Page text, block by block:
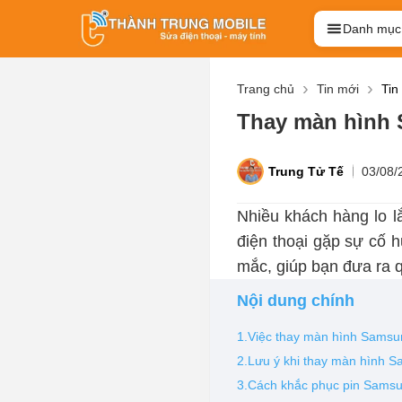
Danh mục
Trang chủ Tin mới Tin
Thay màn hình
Trung Tử Tế 03/08/
Nhiều khách hàng lo
điện thoại gặp sự cố
mắc, giúp bạn đưa ra
Nội dung chính
1.Việc thay màn hình
2.Lưu ý khi thay màn hình
3.Cách khắc phục pin